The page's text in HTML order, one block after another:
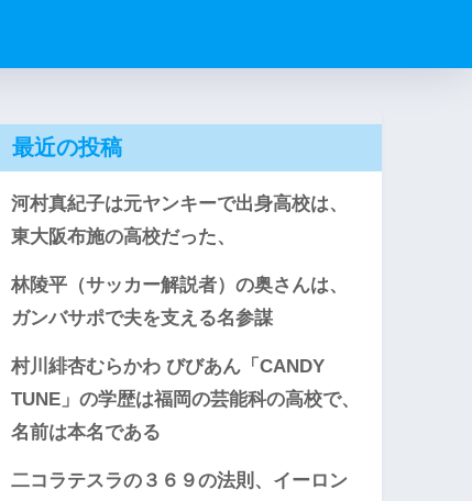
最近の投稿
河村真紀子は元ヤンキーで出身高校は、
東大阪布施の高校だった、
林陵平（サッカー解説者）の奥さんは、
ガンバサポで夫を支える名参謀
村川緋杏むらかわ びびあん「CANDY
TUNE」の学歴は福岡の芸能科の高校で、
名前は本名である
二コラテスラの３６９の法則、イーロン